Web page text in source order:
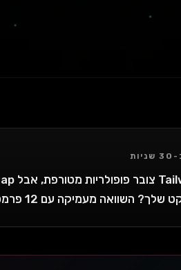
שלך? השוואה מעמיקה עם 12 פרמטרים.